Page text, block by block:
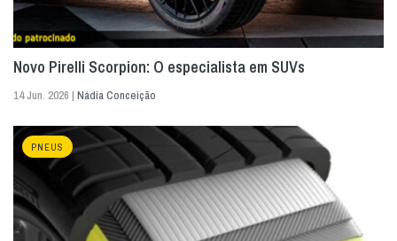
Novo Pirelli Scorpion: O especialista em SUVs
14 Jun. 2026 | Nádia Conceição
PNEUS